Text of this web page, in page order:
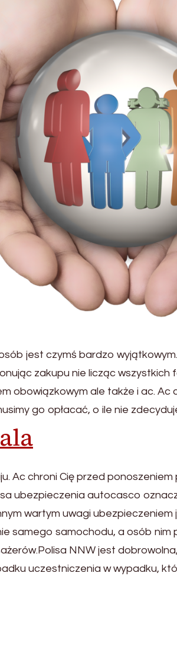
jest czymś bardzo
zakupu nie licząc
obowiązkowym ale także i ac.
go opłacać, o ile nie
Ac chroni Cię przed ponoszeniem
ubezpieczenia autocasco
wartym uwagi
samego samochodu, a osób
NNW jest
uczestniczenia w wypadku,